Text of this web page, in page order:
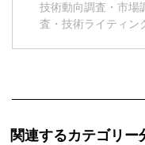
技術動向調査・市場
査・技術ライティン
関連するカテゴリ